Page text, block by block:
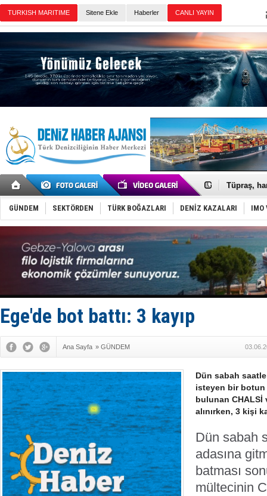
Sitene Ekle Haberler
Anadolu
Tüpraş,
İTU AUV,
LNG
PROYAD,
Türkiye-
Türk
Deniz
DÖDER,
Fairline,
Baltık
Runit
GÜNDEM SEKTÖRDEN TÜRK BOĞAZLARI DENİZ KAZALARI IMO
Ege'de bot battı: 3 kayıp
Ana Sayfa » GÜNDEM
Dün sabah
isteyen bir botun
bulunan CHALSİ
alınırken, 3 kişi
Dün sabah
adasına
batması
mültecinin